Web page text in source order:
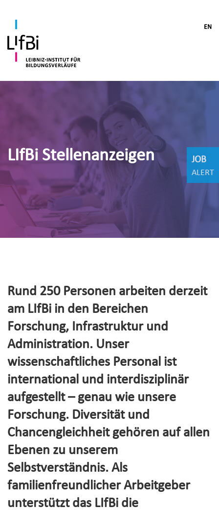
EN
LIfBi Stellenanzeigen
Rund 250 Personen arbeiten derzeit
am LIfBi in den Bereichen
Forschung, Infrastruktur und
Administration. Unser
wissenschaftliches Personal ist
international und interdisziplinär
aufgestellt – genau wie unsere
Forschung. Diversität und
Chancengleichheit gehören auf allen
Ebenen zu unserem
Selbstverständnis. Als
familienfreundlicher Arbeitgeber
unterstützt das LIfBi die
JOB
ALERT